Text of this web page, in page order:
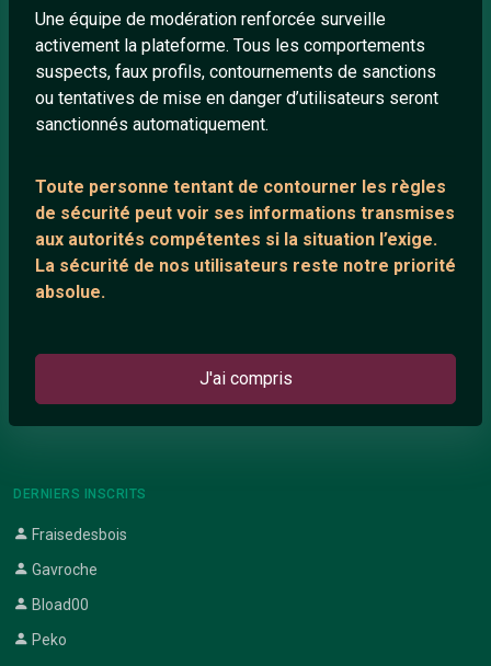
Une équipe de modération renforcée surveille
activement la plateforme. Tous les comportements
suspects, faux profils, contournements de sanctions
ou tentatives de mise en danger d’utilisateurs seront
sanctionnés automatiquement.
Toute personne tentant de contourner les règles
de sécurité peut voir ses informations transmises
aux autorités compétentes si la situation l’exige.
La sécurité de nos utilisateurs reste notre priorité
absolue.
J'ai compris
Playlists YouTube
Nous contacter
ANNEXE
Support IRC
ARTICLES RÉCENTS
Témoignage de nathanaelle
DERNIERS INSCRITS
Fraisedesbois
Gavroche
Bload00
Peko